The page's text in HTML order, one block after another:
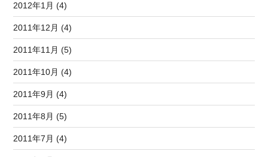
2012年1月 (4)
2011年12月 (4)
2011年11月 (5)
2011年10月 (4)
2011年9月 (4)
2011年8月 (5)
2011年7月 (4)